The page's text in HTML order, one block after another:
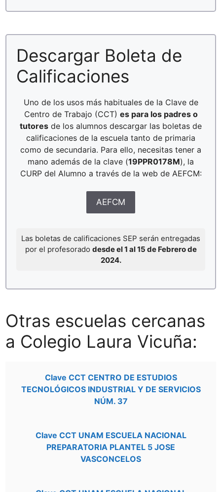
Descargar Boleta de
Calificaciones
Uno de los usos más habituales de la Clave de
Centro de Trabajo (CCT) es para los padres o
tutores de los alumnos descargar las boletas de
calificaciones de la escuela tanto de primaria
como de secundaria. Para ello, necesitas tener a
mano además de la clave (19PPR0178M), la
CURP del Alumno a través de la web de AEFCM:
AEFCM
Las boletas de calificaciones SEP serán entregadas
por el profesorado desde el 1 al 15 de Febrero de
2024.
Otras escuelas cercanas
a Colegio Laura Vicuña:
Clave CCT CENTRO DE ESTUDIOS
TECNOLÓGICOS INDUSTRIAL Y DE SERVICIOS
NÚM. 37
Clave CCT UNAM ESCUELA NACIONAL
PREPARATORIA PLANTEL 5 JOSE
VASCONCELOS